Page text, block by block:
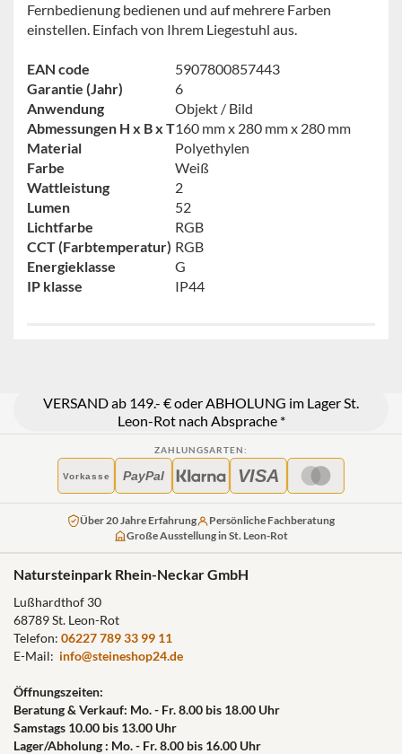
Fernbedienung bedienen und auf mehrere Farben
einstellen. Einfach von Ihrem Liegestuhl aus.
EAN code
5907800857443
Garantie (Jahr)
6
Anwendung
Objekt / Bild
Abmessungen H x B x T160 mm x 280 mm x 280 mm
Material
Polyethylen
Farbe
Weiß
Wattleistung
2
Lumen
52
Lichtfarbe
RGB
CCT (Farbtemperatur) RGB
Energieklasse
G
IP klasse
IP44
VERSAND ab 149.- € oder ABHOLUNG im Lager St.
Leon-Rot nach Absprache *
ZAHLUNGSARTEN:
Vorkasse PayPal VISA
Über 20 Jahre Erfahrung
Persönliche Fachberatung
Große Ausstellung in St. Leon-Rot
Natursteinpark Rhein-Neckar GmbH
Lußhardthof 30
68789 St. Leon-Rot
Telefon: 06227 789 33 99 11
E-Mail: info@steineshop24.de
Öffnungszeiten:
Beratung & Verkauf: Mo. - Fr. 8.00 bis 18.00 Uhr
Samstags 10.00 bis 13.00 Uhr
Lager/Abholung : Mo. - Fr. 8.00 bis 16.00 Uhr